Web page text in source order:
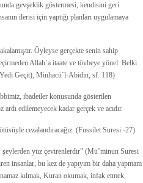
gevşeklik göstermesi, kendisini geri
ilerisi için yaptığı planları uygulamaya
Öyleyse gerçekte senin sahip
Allah`a itaate ve tövbeye yönel. Belki
Geçit), Minhacü`l-Abidin, sf. 118)
ibadetler konusunda gösterilen
edilemeyecek kadar gerçek ve acıdır.
cezalandıracağız. (Fussilet Suresi -27)
yüz çevirenlerdir” (Mü’minun Suresi
insanlar, bu kez de yapıyım bir daha yapmam
kılmak, Kuran okumak, infak etmek,